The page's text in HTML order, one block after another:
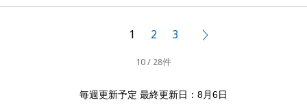
替えに関われて良かったと思います。
気軽にお申し付けくださいませ。
1 2 3
10 / 28件
毎週更新予定 最終更新日：8月6日